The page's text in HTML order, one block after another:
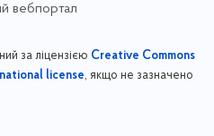
вебпортал
за ліцензією Creative Commons
license, якщо не зазначено